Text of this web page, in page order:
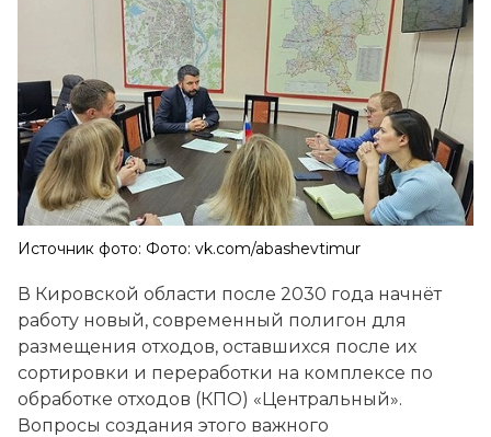
Источник фото: Фото: vk.com/abashevtimur
В Кировской области после 2030 года начнёт
работу новый, современный полигон для
размещения отходов, оставшихся после их
сортировки и переработки на комплексе по
обработке отходов (КПО) «Центральный».
Вопросы создания этого важного